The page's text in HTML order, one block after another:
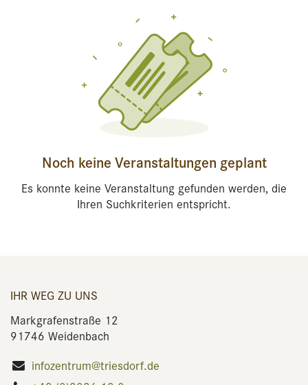
Noch keine Veranstaltungen geplant
Es konnte keine Veranstaltung gefunden werden, die
Ihren Suchkriterien entspricht.
IHR WEG ZU UNS
Markgrafenstraße 12
91746 Weidenbach
infozentrum@triesdorf.de